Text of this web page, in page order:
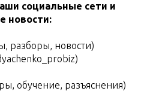
социальные сети и
новости:
разборы, новости)
обучение, разъяснения)